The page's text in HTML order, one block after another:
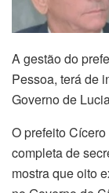
A gestão do
Pessoa, terá de
Governo de
O prefeito
completa de
mostra que oito